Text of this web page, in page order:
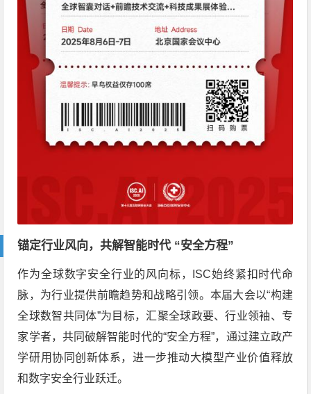
锚定行业风向，共解智能时代 “安全方程”
作为全球数字安全行业的风向标，ISC始终紧扣时代命
脉，为行业提供前瞻趋势和战略引领。本届大会以“构建
全球数智共同体”为目标，汇聚全球政要、行业领袖、专
家学者，共同破解智能时代的“安全方程”，通过建立政产
学研用协同创新体系，进一步推动大模型产业价值释放
和数字安全行业跃迁。